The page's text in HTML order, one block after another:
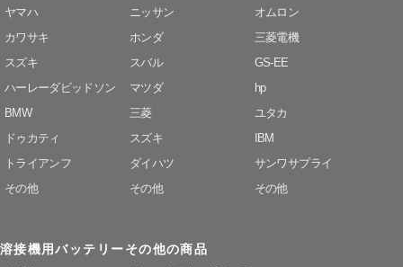
ヤマハ
カワサキ
スズキ
ハーレーダビッドソン
BMW
ドゥカティ
トライアンフ
その他
ニッサン
ホンダ
スバル
マツダ
三菱
スズキ
ダイハツ
その他
オムロン
三菱電機
GS-EE
hp
ユタカ
IBM
サンワサプライ
その他
溶接機用バッテリー その他の商品